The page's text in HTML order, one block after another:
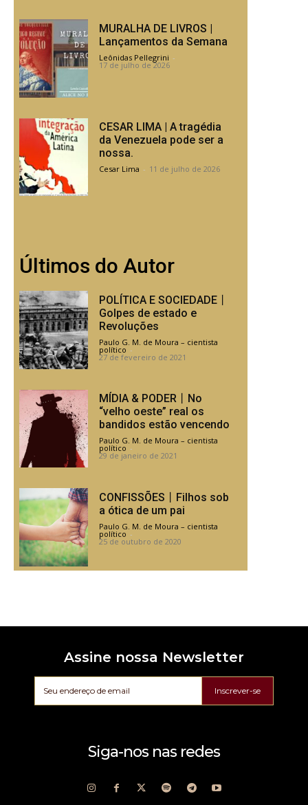
MURALHA DE LIVROS |
Lançamentos da Semana
Leônidas Pellegrini -
17 de julho de 2026
CESAR LIMA | A tragédia
da Venezuela pode ser a
nossa.
Cesar Lima - 11 de julho de 2026
Últimos do Autor
POLÍTICA E SOCIEDADE丨
Golpes de estado e
Revoluções
Paulo G. M. de Moura – cientista
político -
27 de fevereiro de 2021
MÍDIA & PODER丨No
“velho oeste” real os
bandidos estão vencendo
Paulo G. M. de Moura – cientista
político -
29 de janeiro de 2021
CONFISSÕES丨Filhos sob
a ótica de um pai
Paulo G. M. de Moura – cientista
político -
25 de outubro de 2020
Assine nossa Newsletter
Inscrever-se
Siga-nos nas redes